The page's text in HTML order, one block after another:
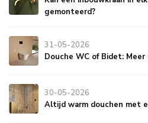
gemonteerd?
31-05-2026
Douche WC of Bidet:
30-05-2026
Altijd warm douchen met